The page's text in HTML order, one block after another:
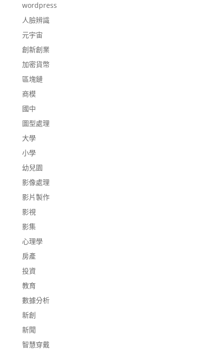
wordpress
人臉辨識
元宇宙
創新創業
加密貨幣
區塊鏈
商模
國中
圖型處理
大學
小學
幼兒園
影像處理
影片製作
影視
影集
心理學
房產
投資
教育
數據分析
新創
新聞
智慧穿戴